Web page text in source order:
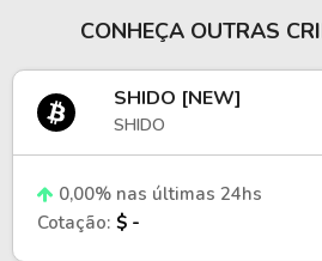
CONHEÇA OUTRAS
SHIDO [NEW]
SHIDO
0,00% nas últimas 24hs
Cotação: $ -